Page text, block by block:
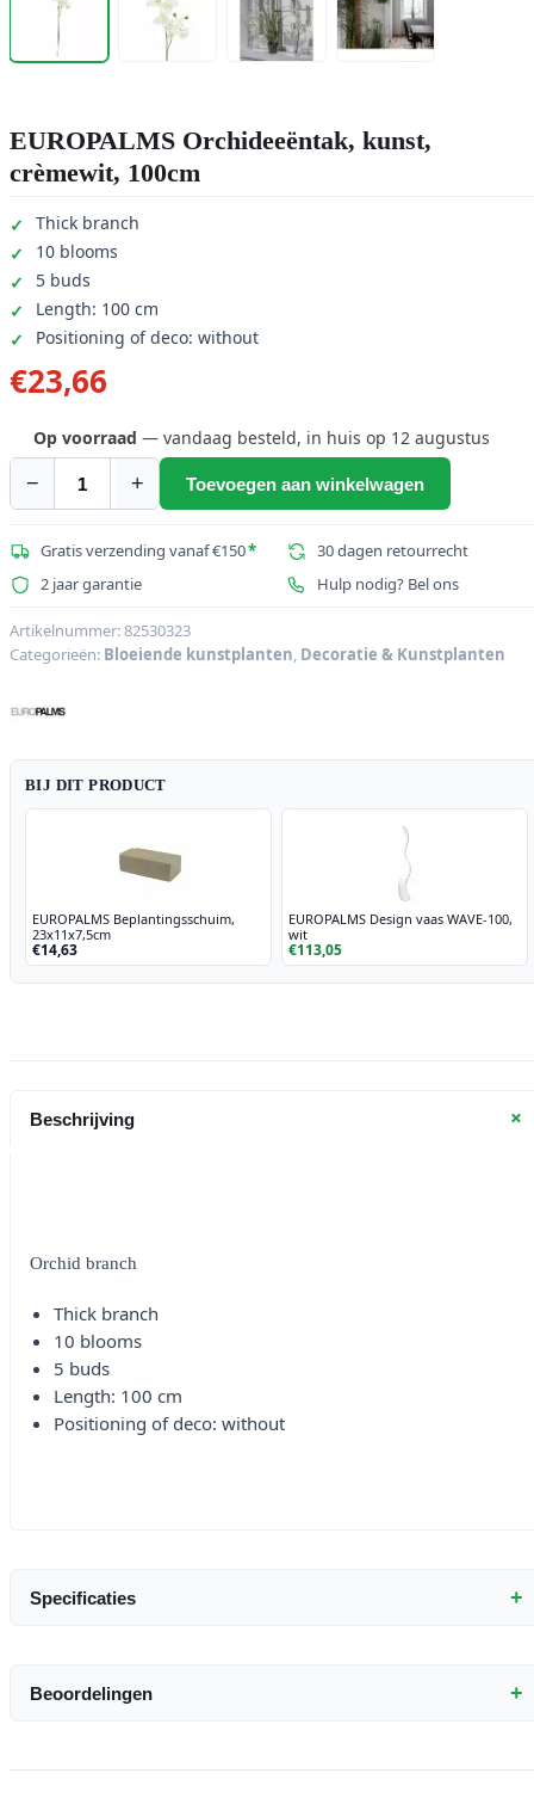
EUROPALMS Orchideeëntak, kunst,
crèmewit, 100cm
Thick branch
10 blooms
5 buds
Length: 100 cm
Positioning of deco: without
€23,66
Op voorraad — vandaag besteld, in huis op 12 augustus
−
EUROPALMS
kunst,
crèmewit,
aantal
+ Toevoegen aan winkelwagen
Gratis verzending vanaf €150*
30 dagen retourrecht
2 jaar garantie
Hulp nodig? Bel ons
Artikelnummer:82530323
Categorieën: Bloeiende kunstplanten, Decoratie & Kunstplanten
BIJ DIT PRODUCT
EUROPALMS Beplantingsschuim,
23x11x7,5cm
€14,63
EUROPALMS Design vaas WAVE-100,
wit
€113,05
Beschrijving +
Orchid branch
Thick branch
10 blooms
5 buds
Length: 100 cm
Positioning of deco: without
Specificaties +
Beoordelingen +